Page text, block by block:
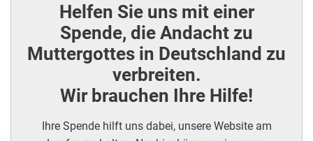
Helfen Sie uns mit einer
Spende, die Andacht zu
Muttergottes in Deutschland zu
verbreiten.
Wir brauchen Ihre Hilfe!
Ihre Spende hilft uns dabei, unsere Website am